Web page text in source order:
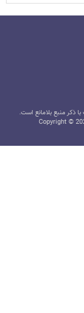
ذکر منبع بلامانع است.
Copyright ©